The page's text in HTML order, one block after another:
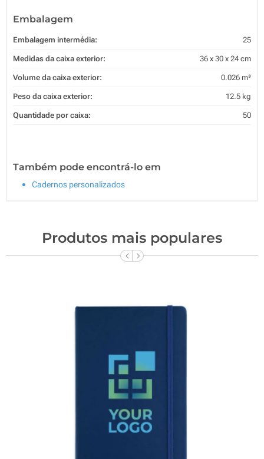
Embalagem
Embalagem intermédia: 25
Medidas da caixa exterior: 36 x 30 x 24 cm
Volume da caixa exterior: 0.026 m³
Peso da caixa exterior: 12.5 kg
Quantidade por caixa: 50
Também pode encontrá-lo em
Cadernos personalizados
Produtos mais populares